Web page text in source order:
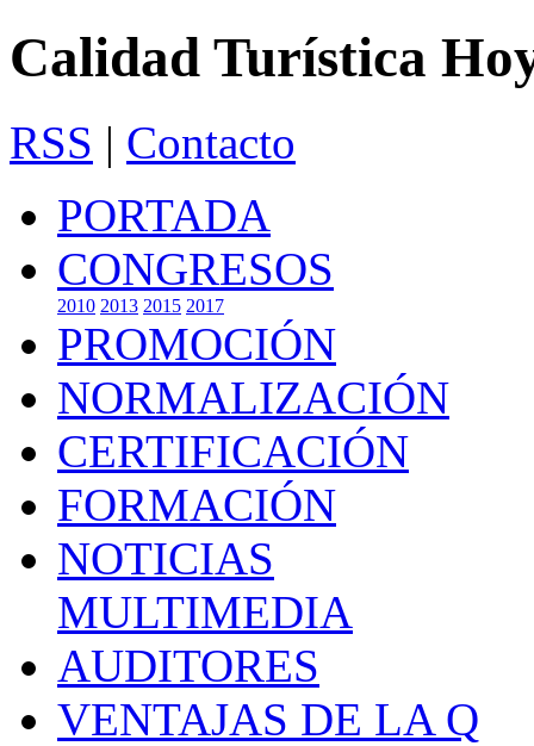
Calidad Turística
RSS | Contacto
PORTADA
CONGRESOS
2010 2013 2015 2017
PROMOCIÓN
NORMALIZACIÓN
CERTIFICACIÓN
FORMACIÓN
NOTICIAS
MULTIMEDIA
AUDITORES
VENTAJAS DE LA Q